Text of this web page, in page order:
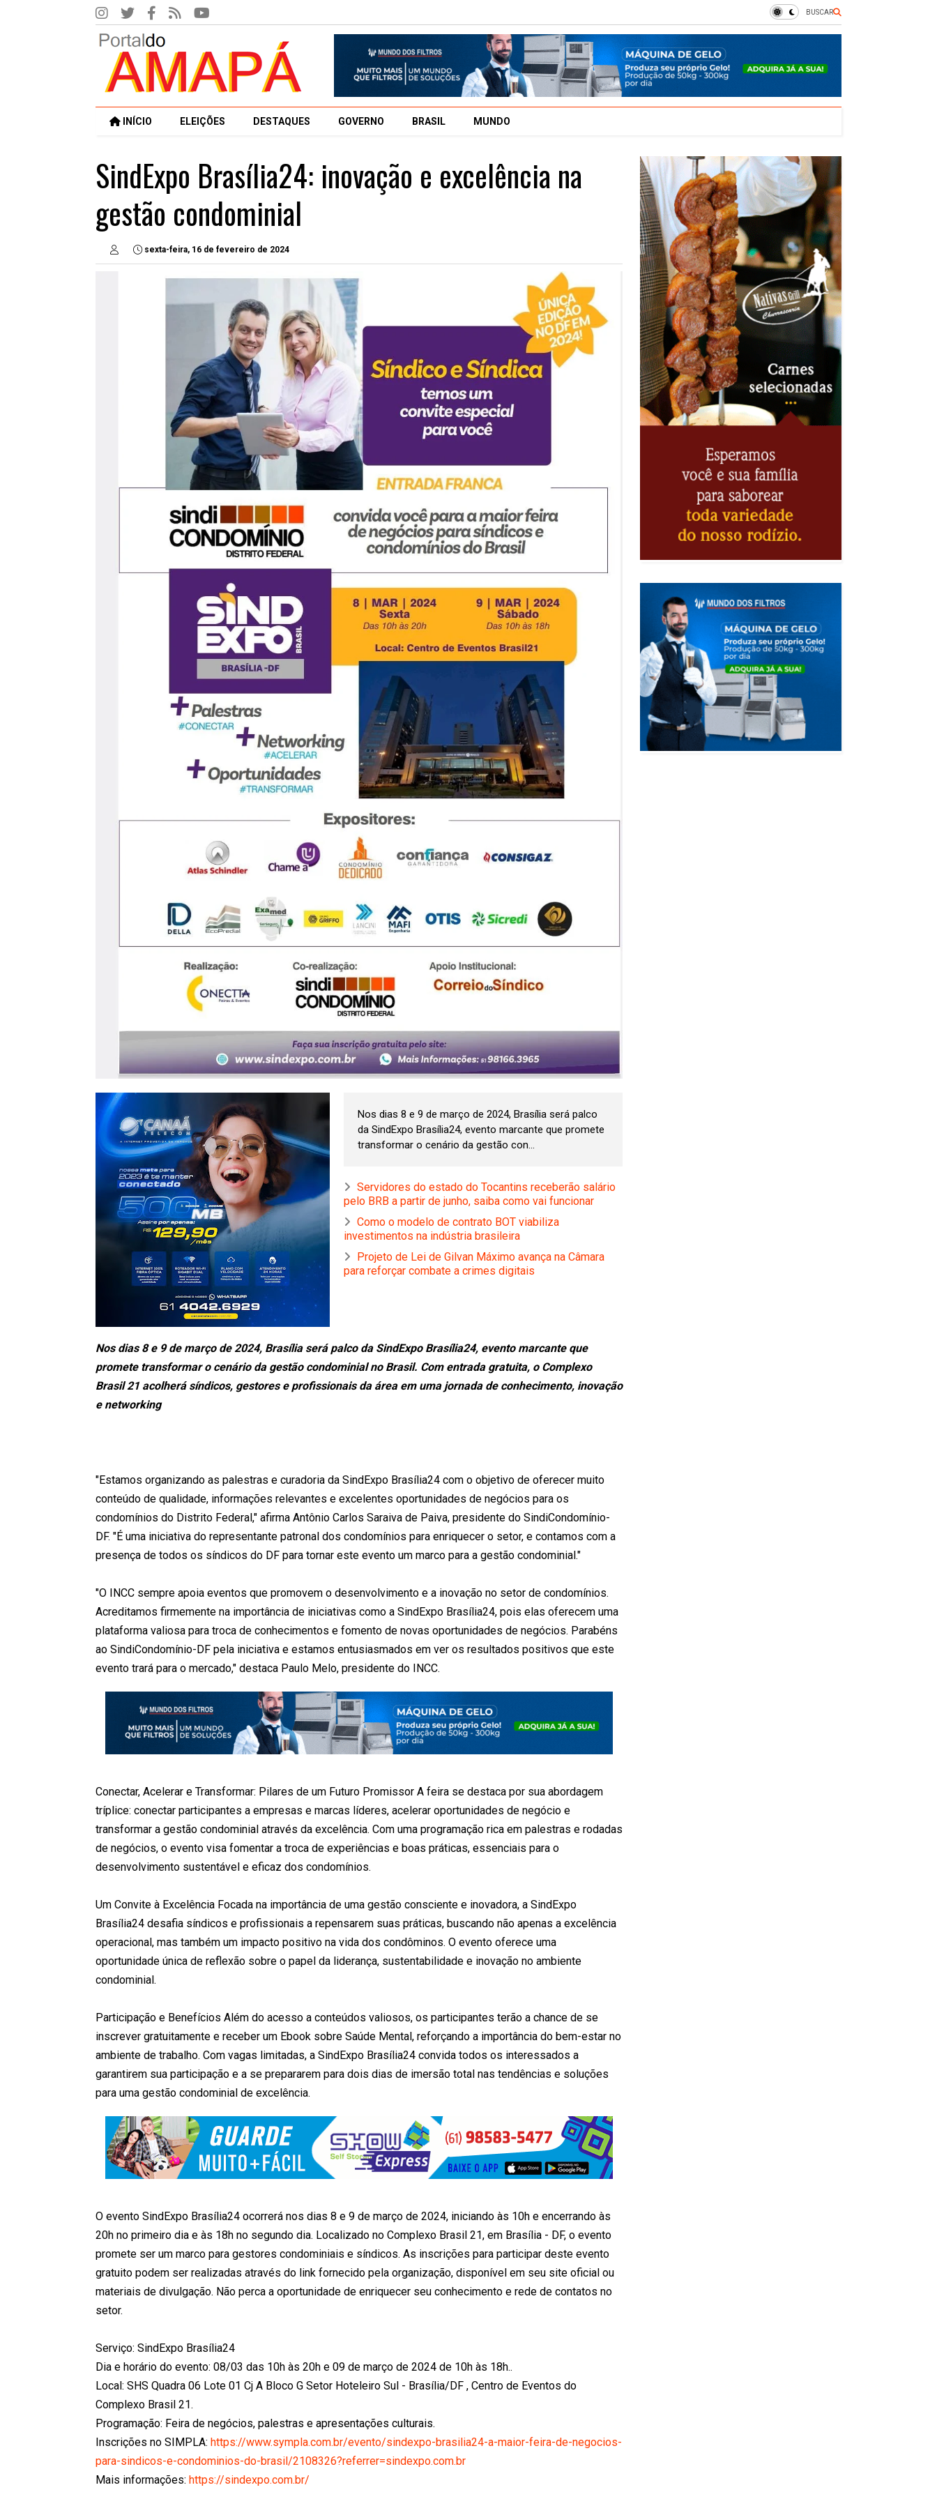
BUSCAR
INÍCIO ELEIÇÕES DESTAQUES GOVERNO BRASIL MUNDO
SindExpo Brasília24: inovação e excelência na
gestão condominial
sexta-feira, 16 de fevereiro de 2024
Nos dias 8 e 9 de março de 2024, Brasília será palco
da SindExpo Brasília24, evento marcante que promete
transformar o cenário da gestão con...
Servidores do estado do Tocantins receberão salário
pelo BRB a partir de junho, saiba como vai funcionar
Como o modelo de contrato BOT viabiliza
investimentos na indústria brasileira
Projeto de Lei de Gilvan Máximo avança na Câmara
para reforçar combate a crimes digitais
Nos dias 8 e 9 de março de 2024, Brasília será palco da SindExpo Brasília24, evento marcante que
promete transformar o cenário da gestão condominial no Brasil. Com entrada gratuita, o Complexo
Brasil 21 acolherá síndicos, gestores e profissionais da área em uma jornada de conhecimento, inovação
e networking
"Estamos organizando as palestras e curadoria da SindExpo Brasília24 com o objetivo de oferecer muito
conteúdo de qualidade, informações relevantes e excelentes oportunidades de negócios para os
condomínios do Distrito Federal," afirma Antônio Carlos Saraiva de Paiva, presidente do SindiCondomínio-
DF. "É uma iniciativa do representante patronal dos condomínios para enriquecer o setor, e contamos com a
presença de todos os síndicos do DF para tornar este evento um marco para a gestão condominial."
"O INCC sempre apoia eventos que promovem o desenvolvimento e a inovação no setor de condomínios.
Acreditamos firmemente na importância de iniciativas como a SindExpo Brasília24, pois elas oferecem uma
plataforma valiosa para troca de conhecimentos e fomento de novas oportunidades de negócios. Parabéns
ao SindiCondomínio-DF pela iniciativa e estamos entusiasmados em ver os resultados positivos que este
evento trará para o mercado," destaca Paulo Melo, presidente do INCC.
Conectar, Acelerar e Transformar: Pilares de um Futuro Promissor A feira se destaca por sua abordagem
tríplice: conectar participantes a empresas e marcas líderes, acelerar oportunidades de negócio e
transformar a gestão condominial através da excelência. Com uma programação rica em palestras e rodadas
de negócios, o evento visa fomentar a troca de experiências e boas práticas, essenciais para o
desenvolvimento sustentável e eficaz dos condomínios.
Um Convite à Excelência Focada na importância de uma gestão consciente e inovadora, a SindExpo
Brasília24 desafia síndicos e profissionais a repensarem suas práticas, buscando não apenas a excelência
operacional, mas também um impacto positivo na vida dos condôminos. O evento oferece uma
oportunidade única de reflexão sobre o papel da liderança, sustentabilidade e inovação no ambiente
condominial.
Participação e Benefícios Além do acesso a conteúdos valiosos, os participantes terão a chance de se
inscrever gratuitamente e receber um Ebook sobre Saúde Mental, reforçando a importância do bem-estar no
ambiente de trabalho. Com vagas limitadas, a SindExpo Brasília24 convida todos os interessados a
garantirem sua participação e a se prepararem para dois dias de imersão total nas tendências e soluções
para uma gestão condominial de excelência.
O evento SindExpo Brasília24 ocorrerá nos dias 8 e 9 de março de 2024, iniciando às 10h e encerrando às
20h no primeiro dia e às 18h no segundo dia. Localizado no Complexo Brasil 21, em Brasília - DF, o evento
promete ser um marco para gestores condominiais e síndicos. As inscrições para participar deste evento
gratuito podem ser realizadas através do link fornecido pela organização, disponível em seu site oficial ou
materiais de divulgação. Não perca a oportunidade de enriquecer seu conhecimento e rede de contatos no
setor.
Serviço: SindExpo Brasília24
Dia e horário do evento: 08/03 das 10h às 20h e 09 de março de 2024 de 10h às 18h..
Local: SHS Quadra 06 Lote 01 Cj A Bloco G Setor Hoteleiro Sul - Brasília/DF , Centro de Eventos do
Complexo Brasil 21.
Programação: Feira de negócios, palestras e apresentações culturais.
Inscrições no SIMPLA: https://www.sympla.com.br/evento/sindexpo-brasilia24-a-maior-feira-de-negocios-
para-sindicos-e-condominios-do-brasil/2108326?referrer=sindexpo.com.br
Mais informações: https://sindexpo.com.br/